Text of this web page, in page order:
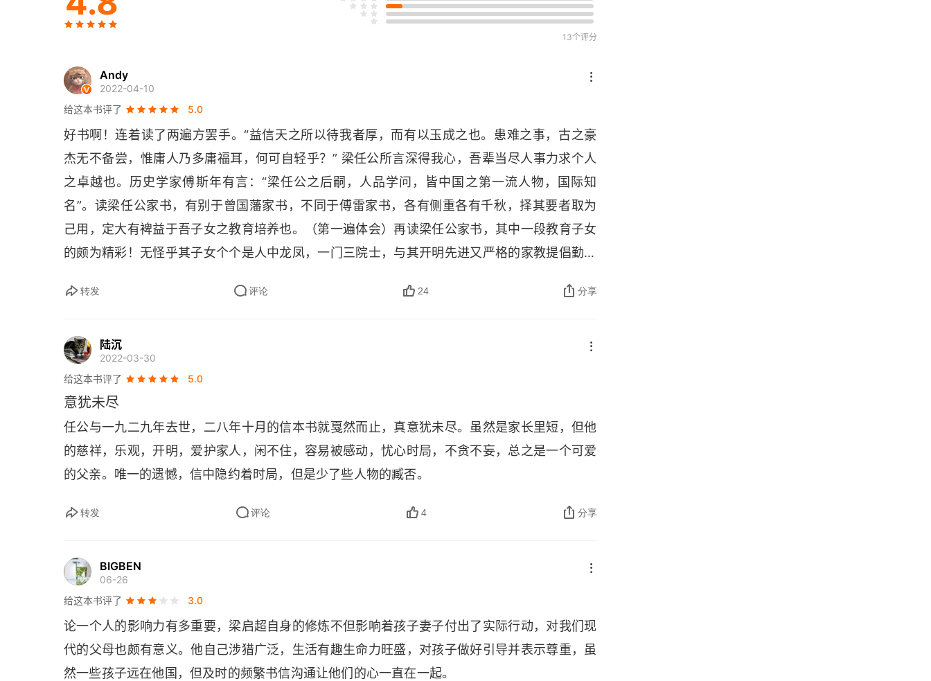
11. 1915年8月23日致梁思顺书
13. 1916年1月7日致思顺书
14. 1916年2月8日致思顺书
15. 1916年2月28日致梁思顺书
17. 1916年3月20—21日致梁思顺书
18. 1916年3月26日致思顺书
21. 1916年6月22日致思成思永书
第二篇
23. 1919年12月2日致思顺书
24. 1920年4月20日致思顺书
27. 1921年5月30日致思顺书
28. 1921年7月22日致思顺书
29. 1922年11月23日致成、永、忠书
30. 1922年11月26—29日致思顺书
13个评分
Andy
2022-04-10
给这本书评了
5.0
好书啊！连着读了两遍方罢手。“益信天之所以待我者厚，而有以玉成之也。患难之事，古之豪
杰无不备尝，惟庸人乃多庸福耳，何可自轻乎？” 梁任公所言深得我心，吾辈当尽人事力求个人
之卓越也。历史学家傅斯年有言：“梁任公之后嗣，人品学问，皆中国之第一流人物，国际知
名”。读梁任公家书，有别于曾国藩家书，不同于傅雷家书，各有侧重各有千秋，择其要者取为
己用，定大有裨益于吾子女之教育培养也。（第一遍体会）再读梁任公家书，其中一段教育子女
的颇为精彩！无怪乎其子女个个是人中龙凤，一门三院士，与其开明先进又严格的家教提倡勤奋
棒，醍醐灌顶，幡然醒悟也。梁任公这般教育子女：我生平最服膺曾文正两句话：“莫问收获，
自馁，尽自己能力做去，做到哪里是哪里，如此则可以无人而不自得，而于社会亦总有多少贡
转发 评论 24 分享
陆沉
2022-03-30
给这本书评了
5.0
意犹未尽
任公与一九二九年去世，二八年十月的信本书就戛然而止，真意犹未尽。虽然是家长里短，但他
的慈祥，乐观，开明，爱护家人，闲不住，容易被感动，忧心时局，不贪不妄，总之是一个可爱
的父亲。唯一的遗憾，信中隐约着时局，但是少了些人物的臧否。
转发 评论 4 分享
BIGBEN
06-26
给这本书评了
3.0
论一个人的影响力有多重要，梁启超自身的修炼不但影响着孩子妻子付出了实际行动，对我们现
代的父母也颇有意义。他自己涉猎广泛，生活有趣生命力旺盛，对孩子做好引导并表示尊重，虽
然一些孩子远在他国，但及时的频繁书信沟通让他们的心一直在一起。